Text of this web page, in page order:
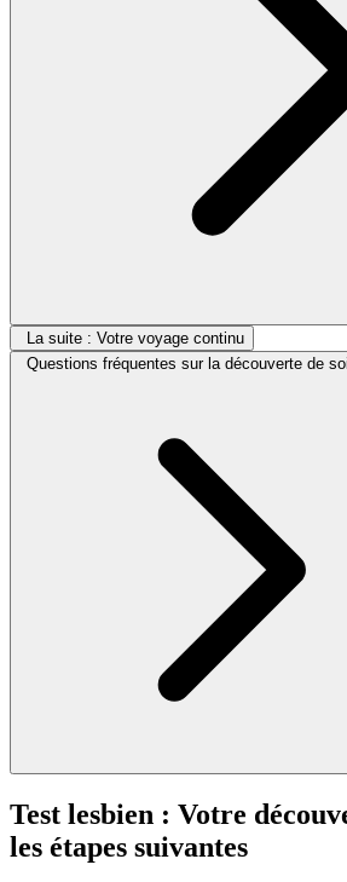
La suite : Votre voyage continu
Questions fréquentes sur la découverte de
Test lesbien : Votre
les étapes suivantes